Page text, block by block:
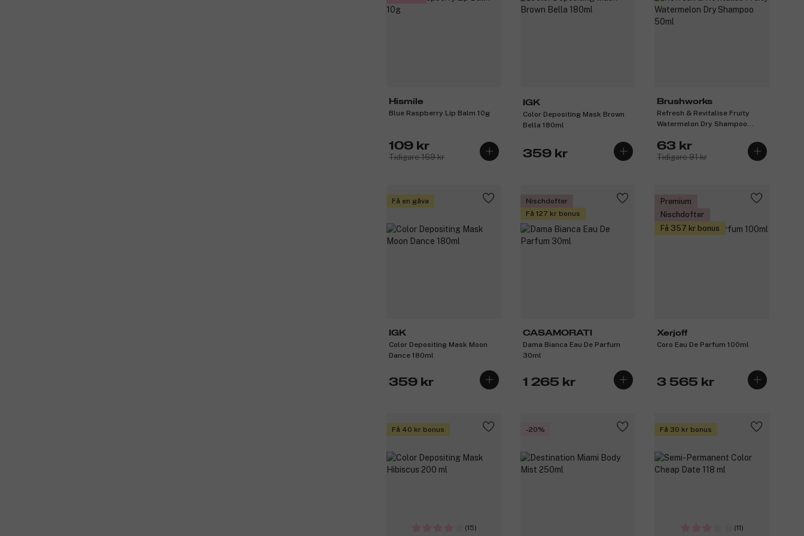
Hismile
Blue Raspberry Lip Balm 10g
109 kr
Tidigare 169 kr
IGK
Color Depositing Mask Brown
Bella 180ml
359 kr
Brushworks
Refresh & Revitalise Fruity
Watermelon Dry Shampoo
63 kr
Tidigare 91 kr
Få en gåva
IGK
Color Depositing Mask Moon
Dance 180ml
359 kr
Nischdofter
Få 127 kr bonus
CASAMORATI
Dama Bianca Eau De Parfum
30ml
1 265 kr
Premium
Nischdofter
Få 357 kr bonus
Xerjoff
Coro Eau De Parfum 100ml
3 565 kr
Få 40 kr bonus
(15)
-20% Få 30 kr bonus
(11)